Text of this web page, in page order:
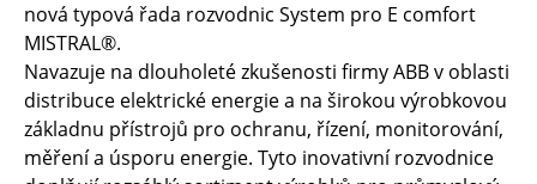
nová typová řada rozvodnic System pro E comfort
MISTRAL®.
Navazuje na dlouholeté zkušenosti firmy ABB v oblasti
distribuce elektrické energie a na širokou výrobkovou
základnu přístrojů pro ochranu, řízení, monitorování,
měření a úsporu energie. Tyto inovativní rozvodnice